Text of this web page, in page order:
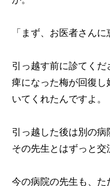
「まず、お医者さんに
引っ越す前に診てく
痺になった梅が回復し
いてくれたんですよ。
引っ越した後は別の病
その先生とはずっと交
今の病院の先生も、